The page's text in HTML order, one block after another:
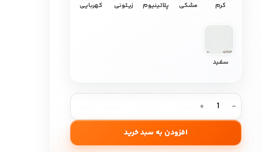
کرم مشکی پلاتینیوم زیتونی کهربایی
سفید
افزودن به سبد خرید